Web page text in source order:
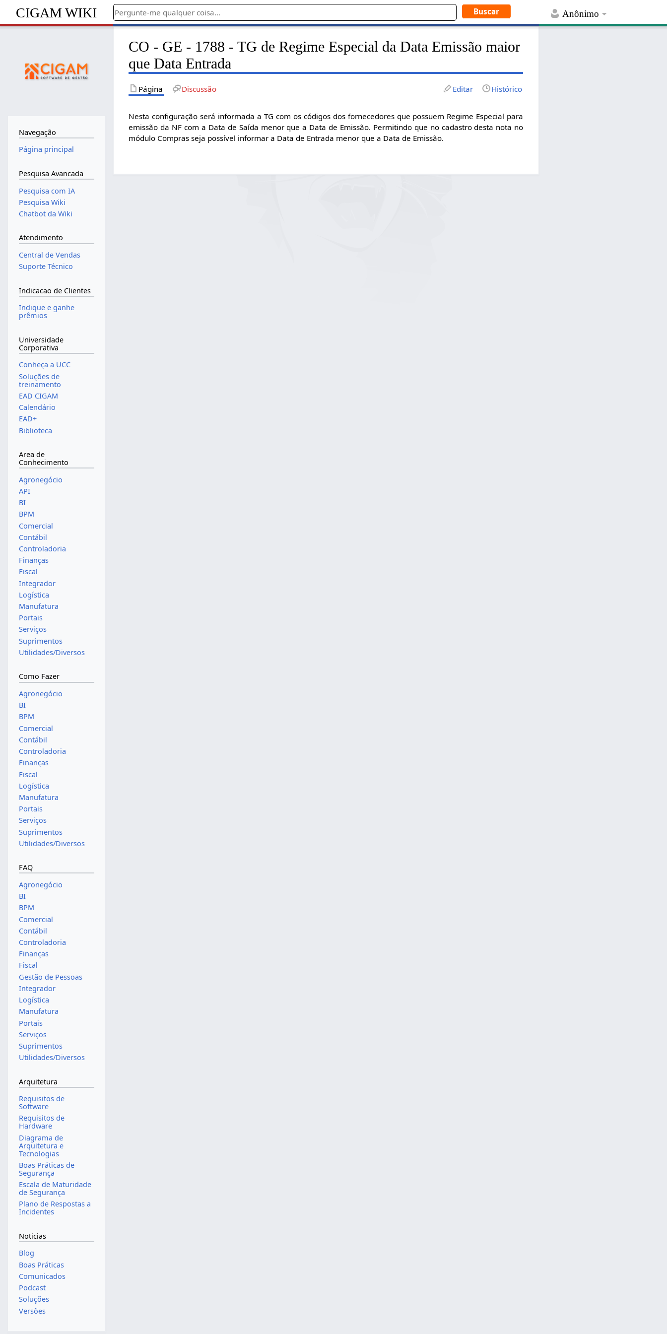
Anônimo
CIGAM WIKI
CO - GE - 1788 - TG de Regime Especial da Data Emissão maior
que Data Entrada
Página Discussão Editar Histórico
Nesta configuração será informada a TG com os códigos dos fornecedores que possuem Regime Especial para
emissão da NF com a Data de Saída menor que a Data de Emissão. Permitindo que no cadastro desta nota no
módulo Compras seja possível informar a Data de Entrada menor que a Data de Emissão.
Navegação
Página principal
Pesquisa Avancada
Pesquisa com IA
Pesquisa Wiki
Chatbot da Wiki
Atendimento
Central de Vendas
Suporte Técnico
Indicacao de Clientes
Indique e ganhe
prêmios
Universidade
Corporativa
Conheça a UCC
Soluções de
treinamento
EAD CIGAM
Calendário
EAD+
Biblioteca
Area de
Conhecimento
Agronegócio
API
BI
BPM
Comercial
Contábil
Controladoria
Finanças
Fiscal
Integrador
Logística
Manufatura
Portais
Serviços
Suprimentos
Utilidades/Diversos
Como Fazer
Agronegócio
BI
BPM
Comercial
Contábil
Controladoria
Finanças
Fiscal
Logística
Manufatura
Portais
Serviços
Suprimentos
Utilidades/Diversos
FAQ
Agronegócio
BI
BPM
Comercial
Contábil
Controladoria
Finanças
Fiscal
Gestão de Pessoas
Integrador
Logística
Manufatura
Portais
Serviços
Suprimentos
Utilidades/Diversos
Arquitetura
Requisitos de
Software
Requisitos de
Hardware
Diagrama de
Arquitetura e
Tecnologias
Boas Práticas de
Segurança
Escala de Maturidade
de Segurança
Plano de Respostas a
Incidentes
Noticias
Blog
Boas Práticas
Comunicados
Podcast
Soluções
Versões